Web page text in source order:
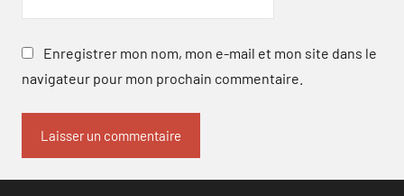
Enregistrer mon nom, mon e-mail et mon site dans le
navigateur pour mon prochain commentaire.